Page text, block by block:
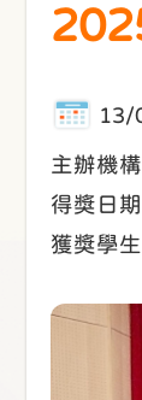
13/
主辦機
得獎日
獲獎學